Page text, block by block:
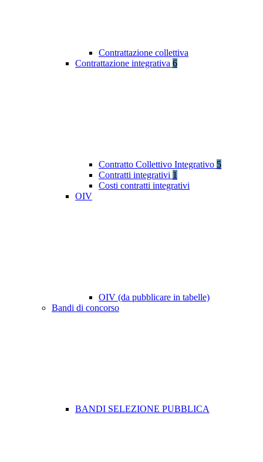
Contrattazione collettiva
Contrattazione integrativa 6
Contratto Collettivo Integrativo 5
Contratti integrativi 1
Costi contratti integrativi
OIV
OIV (da pubblicare in tabelle)
Bandi di concorso
BANDI SELEZIONE PUBBLICA